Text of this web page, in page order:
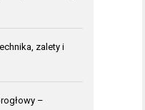
zalety i
–